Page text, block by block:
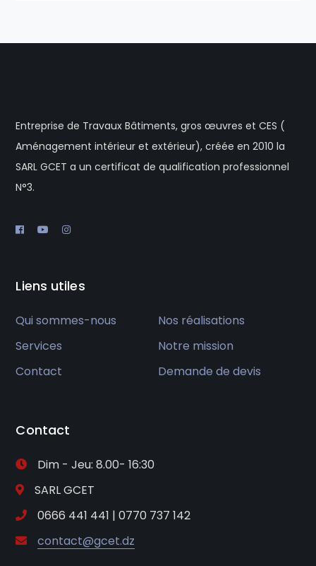
Entreprise de Travaux Bâtiments, gros œuvres et CES (
Aménagement intérieur et extérieur), créée en 2010 la
SARL GCET a un certificat de qualification professionnel
N°3.
Liens utiles
Qui sommes-nous
Nos réalisations
Services
Notre mission
Contact
Demande de devis
Contact
Dim - Jeu: 8.00- 16:30
SARL GCET
0666 441 441 | 0770 737 142
contact@gcet.dz